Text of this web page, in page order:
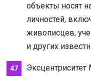
объекты носят
личностей,
живописцев,
и других
Эксцентриситет